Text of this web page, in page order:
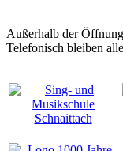
Außerhalb der
Telefonisch bleiben